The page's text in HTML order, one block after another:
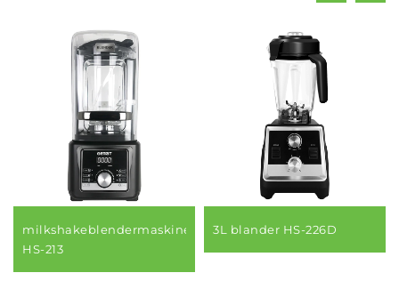
milkshakeblendermaskine
HS-213
3L blander HS-226D